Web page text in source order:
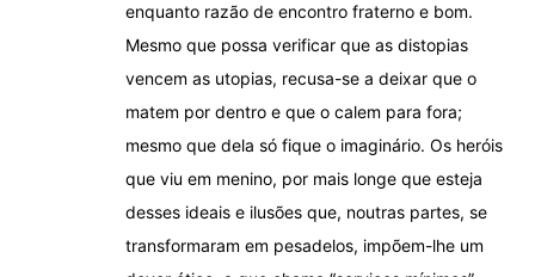
enquanto razão de encontro fraterno e bom.
Mesmo que possa verificar que as distopias
vencem as utopias, recusa-se a deixar que o
matem por dentro e que o calem para fora;
mesmo que dela só fique o imaginário. Os heróis
que viu em menino, por mais longe que esteja
desses ideais e ilusões que, noutras partes, se
transformaram em pesadelos, impõem-lhe um